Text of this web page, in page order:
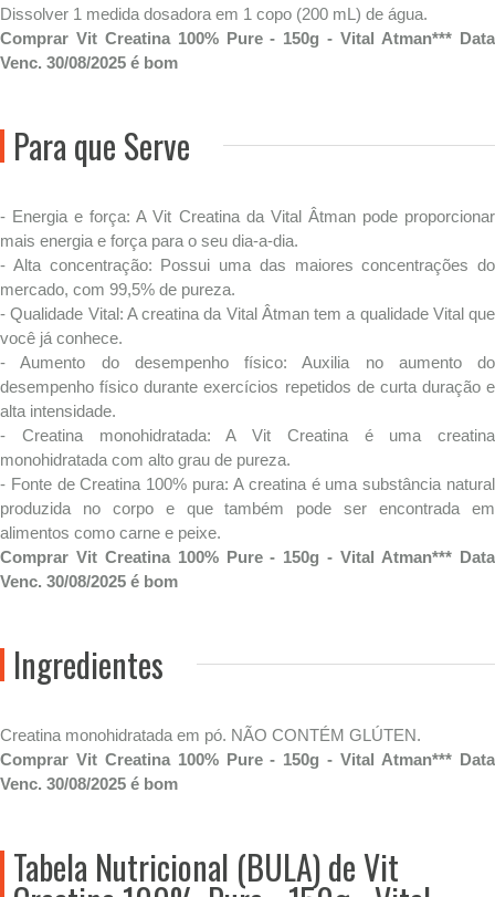
Dissolver 1 medida dosadora em 1 copo (200 mL) de água.
Comprar Vit Creatina 100% Pure - 150g - Vital Atman*** Data
Venc. 30/08/2025 é bom
Para que Serve
- Energia e força: A Vit Creatina da Vital Âtman pode proporcionar
mais energia e força para o seu dia-a-dia.
- Alta concentração: Possui uma das maiores concentrações do
mercado, com 99,5% de pureza.
- Qualidade Vital: A creatina da Vital Âtman tem a qualidade Vital que
você já conhece.
- Aumento do desempenho físico: Auxilia no aumento do
desempenho físico durante exercícios repetidos de curta duração e
alta intensidade.
- Creatina monohidratada: A Vit Creatina é uma creatina
monohidratada com alto grau de pureza.
- Fonte de Creatina 100% pura: A creatina é uma substância natural
produzida no corpo e que também pode ser encontrada em
alimentos como carne e peixe.
Comprar Vit Creatina 100% Pure - 150g - Vital Atman*** Data
Venc. 30/08/2025 é bom
Ingredientes
Creatina monohidratada em pó. NÃO CONTÉM GLÚTEN.
Comprar Vit Creatina 100% Pure - 150g - Vital Atman*** Data
Venc. 30/08/2025 é bom
Tabela Nutricional (BULA) de Vit